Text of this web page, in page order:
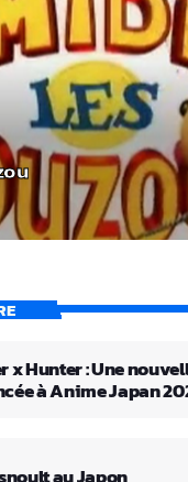
x Hunter : Une
à Anime Japan
au Japon